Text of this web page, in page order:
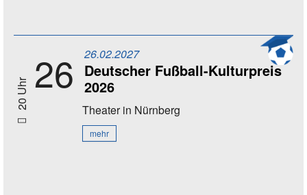
20 Uhr 26 26.02.2027
Deutscher Fußball-Kulturpreis
2026
Theaterin Nürnberg
mehr